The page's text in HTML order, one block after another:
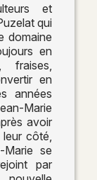
et
qui
domaine
en
fraises,
en
années
Marie
avoir
côté,
Marie se
par